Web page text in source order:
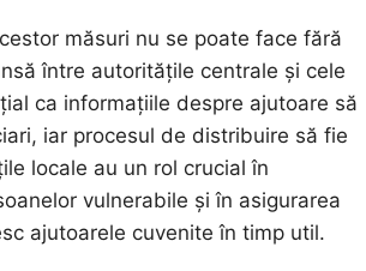
măsuri nu se poate face fără
între autoritățile centrale și cele
ca informațiile despre ajutoare să
iar procesul de distribuire să fie
locale au un rol crucial în
vulnerabile și în asigurarea
ajutoarele cuvenite în timp util.